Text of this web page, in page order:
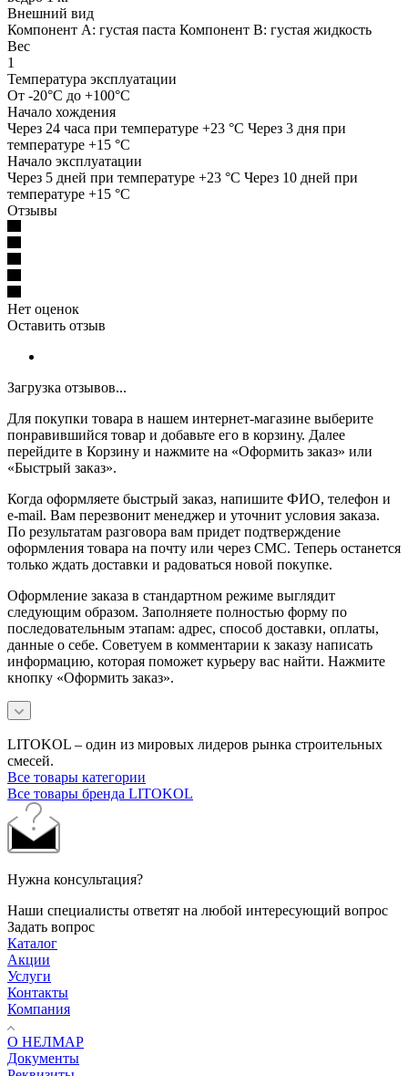
Внешний вид
Компонент А: густая паста Компонент В: густая жидкость
Вес
1
Температура эксплуатации
От -20°C до +100°C
Начало хождения
Через 24 часа при температуре +23 °C Через 3 дня при
температуре +15 °C
Начало эксплуатации
Через 5 дней при температуре +23 °C Через 10 дней при
температуре +15 °C
Отзывы
Нет оценок
Оставить отзыв
Загрузка отзывов...
Для покупки товара в нашем интернет-магазине выберите
понравившийся товар и добавьте его в корзину. Далее
перейдите в Корзину и нажмите на «Оформить заказ» или
«Быстрый заказ».
Когда оформляете быстрый заказ, напишите ФИО, телефон и
e-mail. Вам перезвонит менеджер и уточнит условия заказа.
По результатам разговора вам придет подтверждение
оформления товара на почту или через СМС. Теперь останется
только ждать доставки и радоваться новой покупке.
Оформление заказа в стандартном режиме выглядит
следующим образом. Заполняете полностью форму по
последовательным этапам: адрес, способ доставки, оплаты,
данные о себе. Советуем в комментарии к заказу написать
информацию, которая поможет курьеру вас найти. Нажмите
кнопку «Оформить заказ».
LITOKOL – один из мировых лидеров рынка строительных
смесей.
Все товары категории
Все товары бренда LITOKOL
Нужна консультация?
Наши специалисты ответят на любой интересующий вопрос
Задать вопрос
Каталог
Акции
Услуги
Контакты
Компания
О НЕЛМАР
Документы